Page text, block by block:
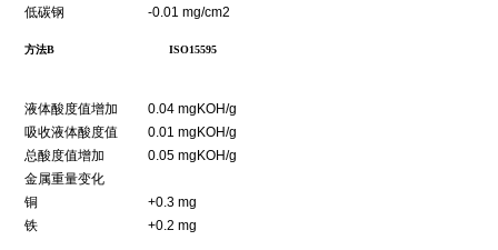
低碳钢 -0.01 mg/cm2
方法B ISO15595
液体酸度值增加 0.04 mgKOH/g
吸收液体酸度值 0.01 mgKOH/g
总酸度值增加 0.05 mgKOH/g
金属重量变化
铜 +0.3 mg
铁 +0.2 mg